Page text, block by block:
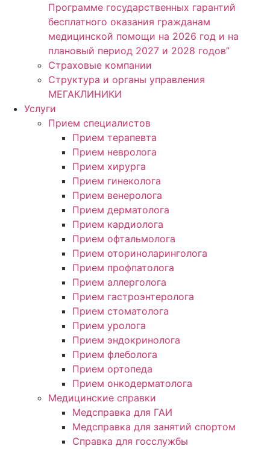
Программе государственных гарантий
бесплатного оказания гражданам
медицинской помощи на 2026 год и на
плановый период 2027 и 2028 годов”
Страховые компании
Структура и органы управления
МЕГАКЛИНИКИ
Услуги
Прием специалистов
Прием терапевта
Прием невролога
Прием хирурга
Прием гинеколога
Прием венеролога
Прием дерматолога
Прием кардиолога
Прием офтальмолога
Прием оториноларинголога
Прием профпатолога
Прием аллерголога
Прием гастроэнтеролога
Прием стоматолога
Прием уролога
Прием эндокринолога
Прием флеболога
Прием ортопеда
Прием онкодерматолога
Медицинские справки
Медсправка для ГАИ
Медсправка для занятий спортом
Справка для госслужбы